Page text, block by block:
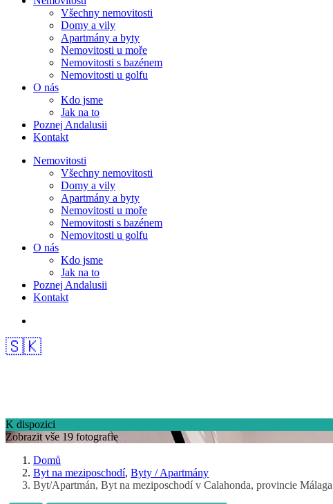
Všechny nemovitosti
Domy a vily
Apartmány a byty
Nemovitosti u moře
Nemovitosti s bazénem
Nemovitosti u golfu
O nás
Kdo jsme
Jak na to
Poznej Andalusii
Kontakt
Nemovitosti
Všechny nemovitosti
Domy a vily
Apartmány a byty
Nemovitosti u moře
Nemovitosti s bazénem
Nemovitosti u golfu
O nás
Kdo jsme
Jak na to
Poznej Andalusii
Kontakt
🇸🇰
K dispozici
Zobrazit vše 19 fotografie
Domů
Byt na meziposchodí,Byty / Apartmány
Byt/Apartmán, Byt na meziposchodí v Calahonda, provincie Málaga